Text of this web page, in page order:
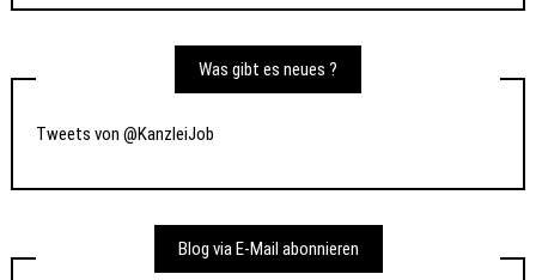
Was gibt es neues ?
Tweets von @KanzleiJob
Blog via E-Mail abonnieren